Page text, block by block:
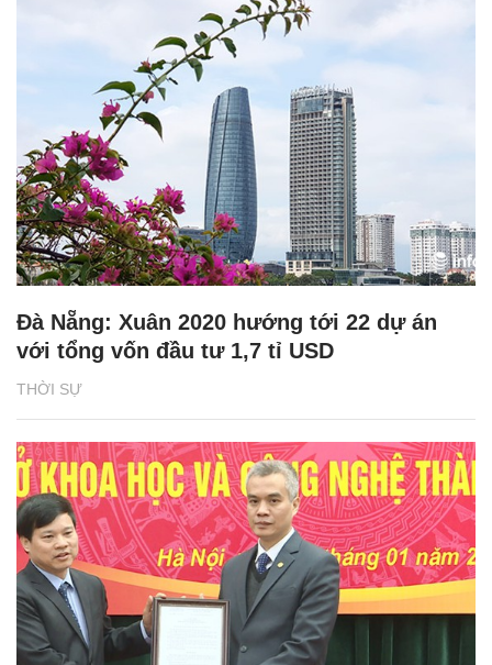
THỜI SỰ
Đà Nẵng: Xuân 2020 hướng tới 22 dự án
với tổng vốn đầu tư 1,7 tỉ USD